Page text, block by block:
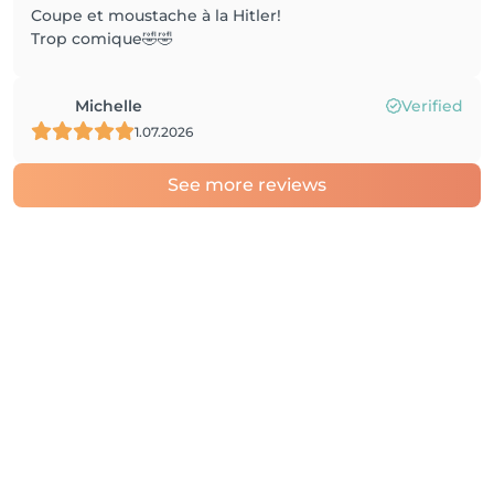
Coupe et moustache à la Hitler!
Trop comique🤣🤣
Michelle Verified
1.07.2026
See more reviews